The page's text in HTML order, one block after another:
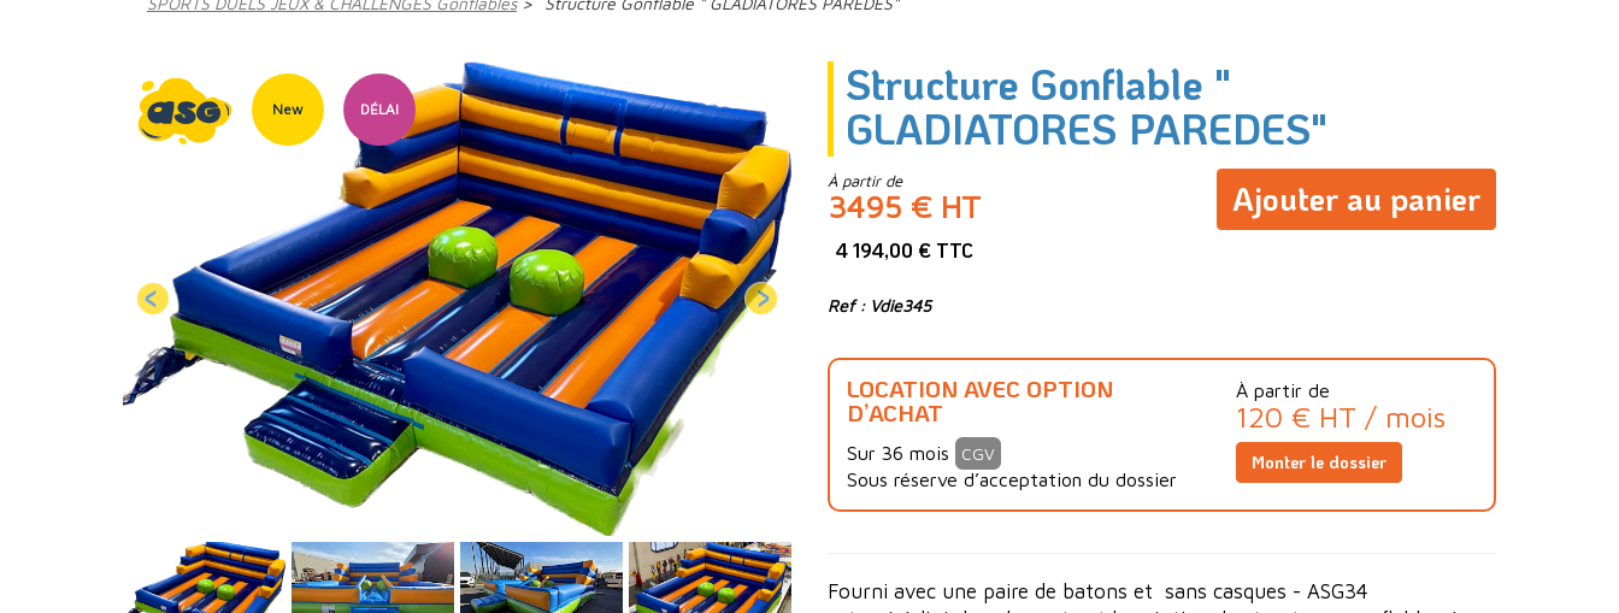
New DÉLAI
Structure Gonflable "
GLADIATORES PAREDES"
À partir de
3495 € HT
4 194,00 € TTC
Ajouter au panier
Ref : Vdie345
LOCATION AVEC OPTION
D’ACHAT
Sur 36 mois CGV
Sous réserve d’acceptation du dossier
À partir de
120 € HT / mois
Monter le dossier
Fourni avec une paire de batons et sans casques - ASG34